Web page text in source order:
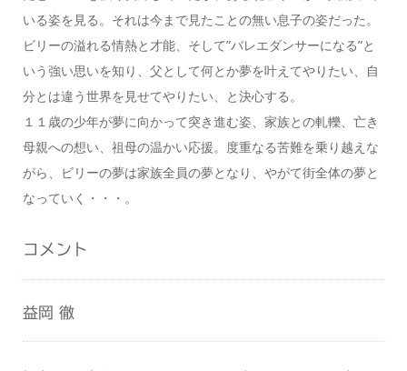
いる姿を見る。それは今まで見たことの無い息子の姿だった。
ビリーの溢れる情熱と才能、そして”バレエダンサーになる”と
いう強い思いを知り、父として何とか夢を叶えてやりたい、自
分とは違う世界を見せてやりたい、と決心する。
１１歳の少年が夢に向かって突き進む姿、家族との軋轢、亡き
母親への想い、祖母の温かい応援。度重なる苦難を乗り越えな
がら、ビリーの夢は家族全員の夢となり、やがて街全体の夢と
なっていく・・・。
コメント
益岡 徹